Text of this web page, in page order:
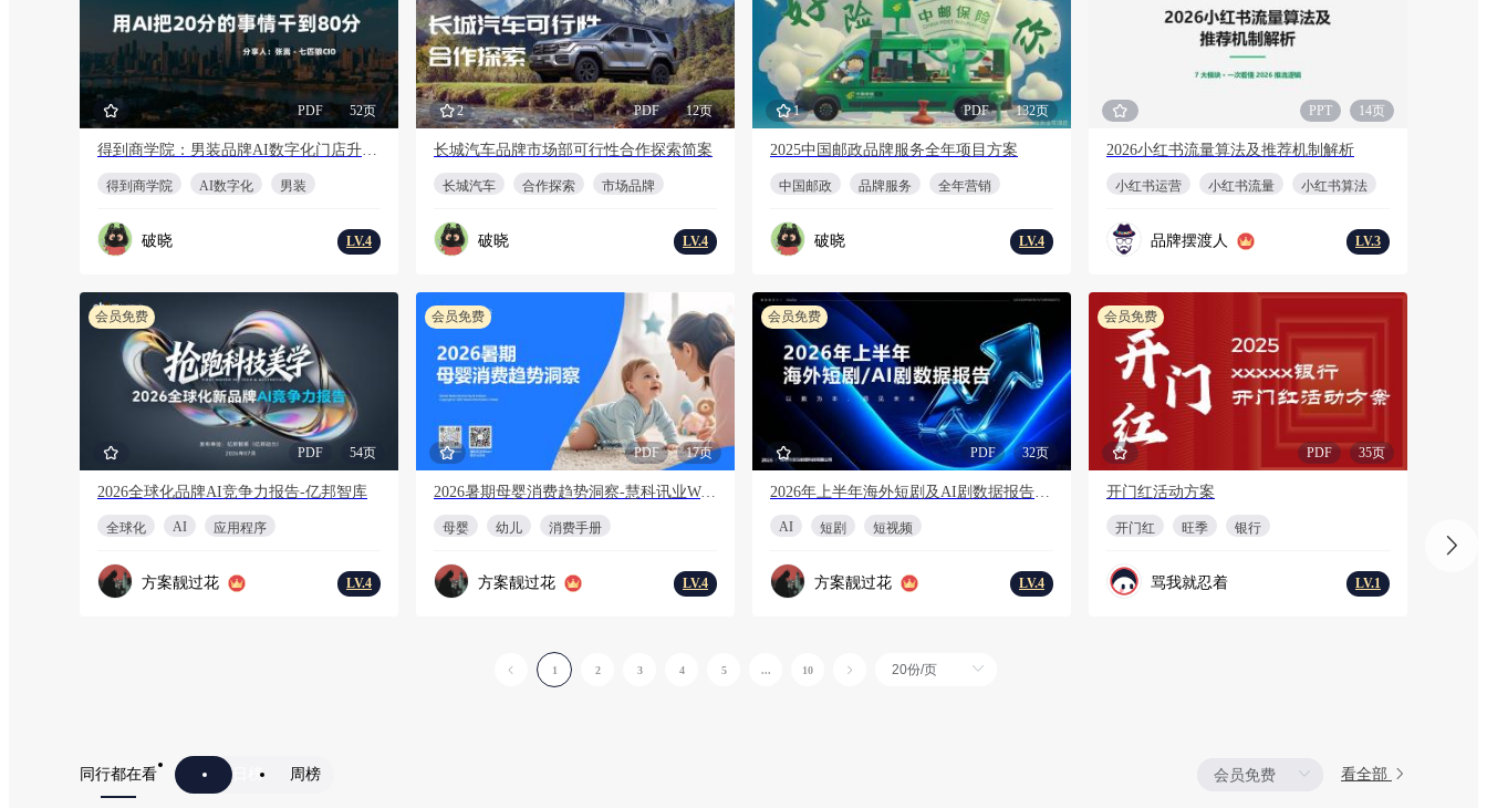
PDF 52页
得到商学院：男装品牌AI数字化门店升级方案
得到商学院 AI数字化 男装
破晓 LV.4
2 PDF 12页
长城汽车品牌市场部可行性合作探索简案
长城汽车 合作探索 市场品牌
破晓 LV.4
1 PDF 132页
2025中国邮政品牌服务全年项目方案
中国邮政 品牌服务 全年营销
破晓 LV.4
PPT 14页
2026小红书流量算法及推荐机制解析
小红书运营 小红书流量 小红书算法
品牌摆渡人 LV.3
会员免费
PDF 54页
2026全球化品牌AI竞争力报告-亿邦智库
全球化 AI 应用程序
方案靓过花 LV.4
会员免费
PDF 17页
2026暑期母婴消费趋势洞察-慧科讯业Wisers
母婴 幼儿 消费手册
方案靓过花 LV.4
会员免费
PDF 32页
2026年上半年海外短剧及AI剧数据报告-DataEye
AI 短剧 短视频
方案靓过花 LV.4
会员免费
PDF 35页
开门红活动方案
开门红 旺季 银行
骂我就忍着 LV.1
1 2 3 4 5 ... 10
同行都在看 日榜 周榜 看全部